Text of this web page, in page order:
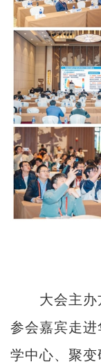
大会主办方
参会嘉宾走
学中心、聚